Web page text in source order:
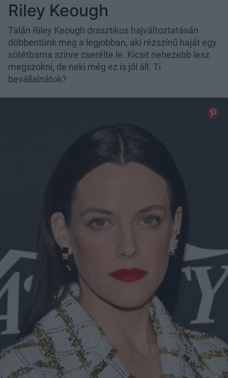
Riley Keough
Talán Riley Keough drasztikus hajváltoztatásán
döbbentünk meg a legjobban, aki rézszínű haját egy
sötétbarna színre cserélte le. Kicsit nehezebb lesz
megszokni, de neki még ez is jól áll. Ti
bevállalnátok?